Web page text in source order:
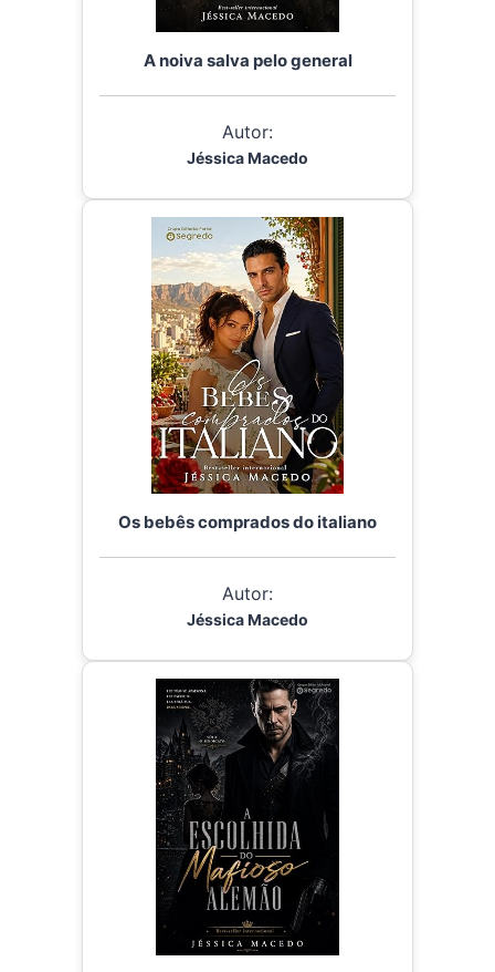
A noiva salva pelo general
Autor:
Jéssica Macedo
Os bebês comprados do italiano
Autor:
Jéssica Macedo